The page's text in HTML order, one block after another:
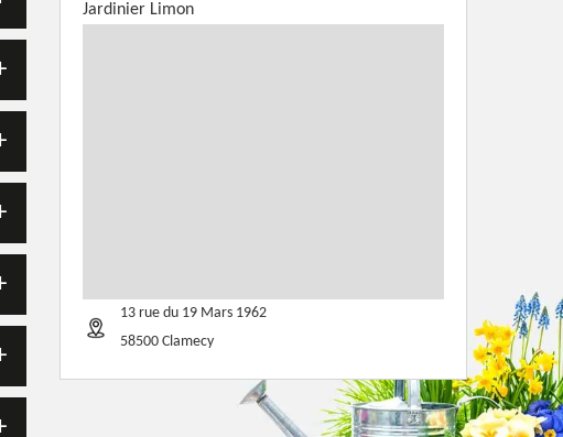
Jardinier Limon
13 rue du 19 Mars 1962
58500 Clamecy